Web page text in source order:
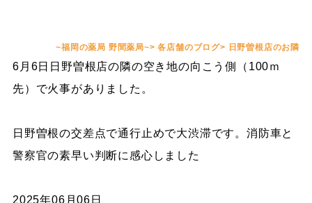
~福岡の薬局 野間薬局~>各店舗のブログ> 日野曽根店のお隣
6月6日日野曽根店の隣の空き地の向こう側（100ｍ
先）で火事がありました。
日野曽根の交差点で通行止めで大渋滞です。消防車と
警察官の素早い判断に感心しました
2025年06月06日